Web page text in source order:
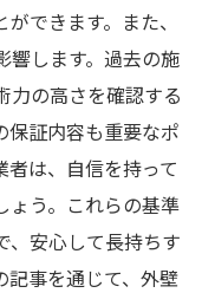
できます。また、
響します。過去の施
力の高さを確認する
保証内容も重要なポ
は、自信を持って
ょう。これらの基準
、安心して長持ちす
記事を通じて、外壁